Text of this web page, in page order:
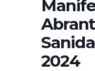
2024